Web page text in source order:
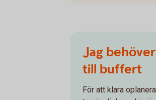
Jag behöver
till buffert
För att klara